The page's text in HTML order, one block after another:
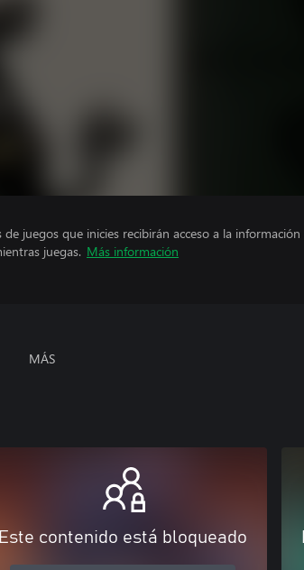
de juegos que inicies recibirán acceso a la
juegas. Más información
MÁS
Este contenido está bloqueado